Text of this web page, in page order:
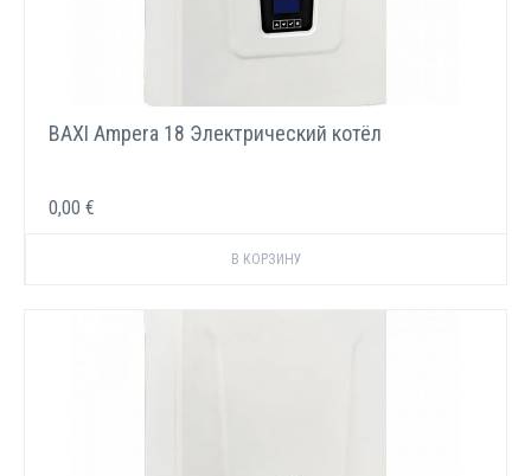
BAXI Ampera 18 Электрический котёл
0,00 €